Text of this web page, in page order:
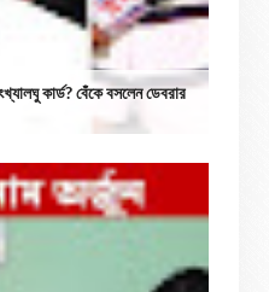
কার্ড? বেঁকে বসলেন ডেবরার